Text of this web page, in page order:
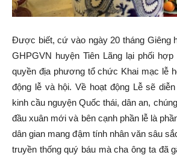
Được biết, cứ vào ngày 20 tháng Giêng
GHPGVN huyện Tiên Lãng lại phối
quyền địa phương tổ chức Khai mạc lễ
động lễ và hội. Về hoạt động Lễ sẽ
kinh cầu nguyện Quốc thái, dân an,
đầu xuân mới và bên cạnh phần lễ là
dân gian mang đậm tính nhân văn sâu
truyền thống quý báu mà cha ông ta đã